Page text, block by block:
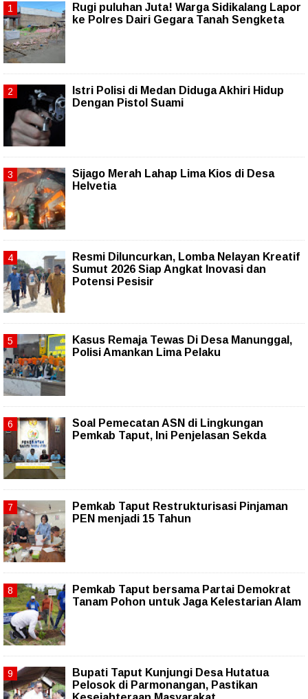
Rugi puluhan Juta! Warga Sidikalang Lapor
ke Polres Dairi Gegara Tanah Sengketa
Istri Polisi di Medan Diduga Akhiri Hidup
Dengan Pistol Suami
Sijago Merah Lahap Lima Kios di Desa
Helvetia
Resmi Diluncurkan, Lomba Nelayan Kreatif
Sumut 2026 Siap Angkat Inovasi dan
Potensi Pesisir
Kasus Remaja Tewas Di Desa Manunggal,
Polisi Amankan Lima Pelaku
Soal Pemecatan ASN di Lingkungan
Pemkab Taput, Ini Penjelasan Sekda
Pemkab Taput Restrukturisasi Pinjaman
PEN menjadi 15 Tahun‎
Pemkab Taput bersama Partai Demokrat
Tanam Pohon untuk Jaga Kelestarian Alam
Bupati Taput Kunjungi Desa Hutatua
Pelosok di Parmonangan, Pastikan